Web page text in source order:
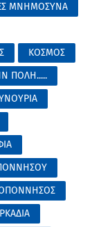
ΜΝΗΜΟΣΥΝΑ
ΚΟΣΜΟΣ
ΠΟΛΗ.....